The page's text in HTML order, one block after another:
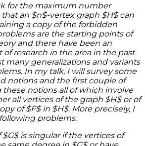
for the maximum number
that an $n$-vertex graph $H$ can
a copy of the forbidden
are the starting points of
and there have been an
research in the area in the past
many generalizations and variants
In my talk, I will survey some
notions and the first couple of
notions all of which involve
all vertices of the graph $H$ or of
of $F$ in $H$. More precisely, I
problems.
is singularif the vertices of